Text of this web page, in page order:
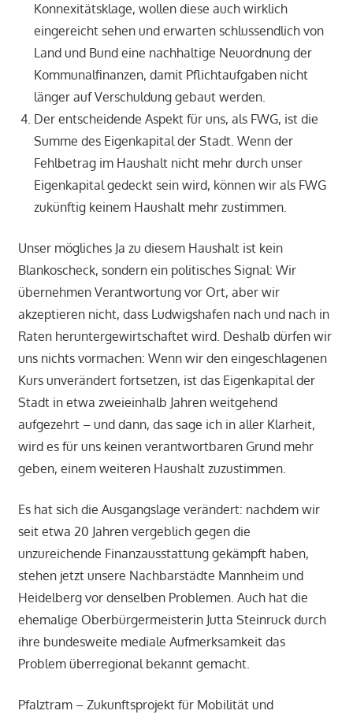
Konnexitätsklage, wollen diese auch wirklich
eingereicht sehen und erwarten schlussendlich von
Land und Bund eine nachhaltige Neuordnung der
Kommunalfinanzen, damit Pflichtaufgaben nicht
länger auf Verschuldung gebaut werden.
Der entscheidende Aspekt für uns, als FWG, ist die
Summe des Eigenkapital der Stadt. Wenn der
Fehlbetrag im Haushalt nicht mehr durch unser
Eigenkapital gedeckt sein wird, können wir als FWG
zukünftig keinem Haushalt mehr zustimmen.
Unser mögliches Ja zu diesem Haushalt ist kein
Blankoscheck, sondern ein politisches Signal: Wir
übernehmen Verantwortung vor Ort, aber wir
akzeptieren nicht, dass Ludwigshafen nach und nach in
Raten heruntergewirtschaftet wird. Deshalb dürfen wir
uns nichts vormachen: Wenn wir den eingeschlagenen
Kurs unverändert fortsetzen, ist das Eigenkapital der
Stadt in etwa zweieinhalb Jahren weitgehend
aufgezehrt – und dann, das sage ich in aller Klarheit,
wird es für uns keinen verantwortbaren Grund mehr
geben, einem weiteren Haushalt zuzustimmen.
Es hat sich die Ausgangslage verändert: nachdem wir
seit etwa 20 Jahren vergeblich gegen die
unzureichende Finanzausstattung gekämpft haben,
stehen jetzt unsere Nachbarstädte Mannheim und
Heidelberg vor denselben Problemen. Auch hat die
ehemalige Oberbürgermeisterin Jutta Steinruck durch
ihre bundesweite mediale Aufmerksamkeit das
Problem überregional bekannt gemacht.
Pfalztram – Zukunftsprojekt für Mobilität und